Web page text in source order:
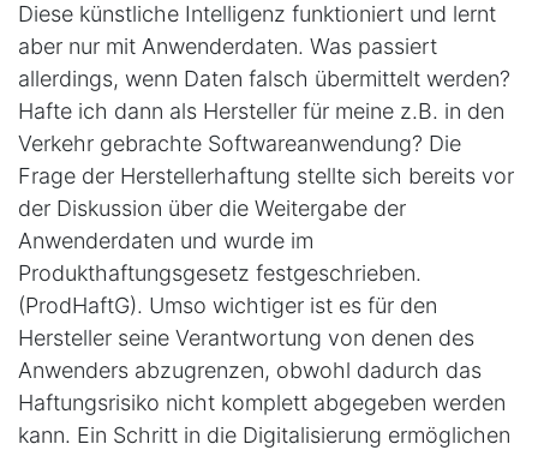
Diese künstliche Intelligenz funktioniert und lernt
aber nur mit Anwenderdaten. Was passiert
allerdings, wenn Daten falsch übermittelt werden?
Hafte ich dann als Hersteller für meine z.B. in den
Verkehr gebrachte Softwareanwendung? Die
Frage der Herstellerhaftung stellte sich bereits vor
der Diskussion über die Weitergabe der
Anwenderdaten und wurde im
Produkthaftungsgesetz festgeschrieben.
(ProdHaftG). Umso wichtiger ist es für den
Hersteller seine Verantwortung von denen des
Anwenders abzugrenzen, obwohl dadurch das
Haftungsrisiko nicht komplett abgegeben werden
kann. Ein Schritt in die Digitalisierung ermöglichen